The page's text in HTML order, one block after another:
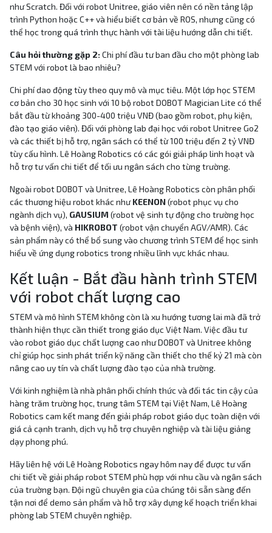
như Scratch. Đối với robot Unitree, giáo viên nên có nền tảng lập
trình Python hoặc C++ và hiểu biết cơ bản về ROS, nhưng cũng có
thể học trong quá trình thực hành với tài liệu hướng dẫn chi tiết.
Câu hỏi thường gặp 2: Chi phí đầu tư ban đầu cho một phòng lab
STEM với robot là bao nhiêu?
Chi phí dao động tùy theo quy mô và mục tiêu. Một lớp học STEM
cơ bản cho 30 học sinh với 10 bộ robot DOBOT Magician Lite có thể
bắt đầu từ khoảng 300-400 triệu VNĐ (bao gồm robot, phụ kiện,
đào tạo giáo viên). Đối với phòng lab đại học với robot Unitree Go2
và các thiết bị hỗ trợ, ngân sách có thể từ 100 triệu đến 2 tỷ VNĐ
tùy cấu hình. Lê Hoàng Robotics có các gói giải pháp linh hoạt và
hỗ trợ tư vấn chi tiết để tối ưu ngân sách cho từng trường.
Ngoài robot DOBOT và Unitree, Lê Hoàng Robotics còn phân phối
các thương hiệu robot khác nhưKEENON(robot phục vụ cho
ngành dịch vụ), GAUSIUM (robot vệ sinh tự động cho trường học
và bệnh viện), và HIKROBOT (robot vận chuyển AGV/AMR). Các
sản phẩm này có thể bổ sung vào chương trình STEM để học sinh
hiểu về ứng dụng robotics trong nhiều lĩnh vực khác nhau.
Kết luận - Bắt đầu hành trình STEM
với robot chất lượng cao
STEM và mô hình STEM không còn là xu hướng tương lai mà đã trở
thành hiện thực cần thiết trong giáo dục Việt Nam. Việc đầu tư
vào robot giáo dục chất lượng cao như DOBOT và Unitree không
chỉ giúp học sinh phát triển kỹ năng cần thiết cho thế kỷ 21 mà còn
nâng cao uy tín và chất lượng đào tạo của nhà trường.
Với kinh nghiệm là nhà phân phối chính thức và đối tác tin cậy của
hàng trăm trường học, trung tâm STEM tại Việt Nam, Lê Hoàng
Robotics cam kết mang đến giải pháp robot giáo dục toàn diện với
giá cả cạnh tranh, dịch vụ hỗ trợ chuyên nghiệp và tài liệu giảng
dạy phong phú.
Hãy liên hệ với Lê Hoàng Robotics ngay hôm nay để được tư vấn
chi tiết về giải pháp robot STEM phù hợp với nhu cầu và ngân sách
của trường bạn. Đội ngũ chuyên gia của chúng tôi sẵn sàng đến
tận nơi để demo sản phẩm và hỗ trợ xây dựng kế hoạch triển khai
phòng lab STEM chuyên nghiệp.